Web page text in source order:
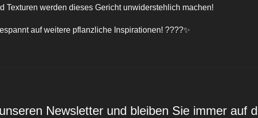
Texturen werden dieses Gericht unwiderstehlich machen!
auf weitere pflanzliche Inspirationen! ????✨
Newsletter und bleiben Sie immer auf